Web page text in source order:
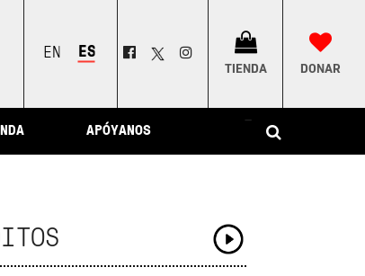
ENGLISHESPAÑOL
TIENDA DONAR
APÓYANOS
–